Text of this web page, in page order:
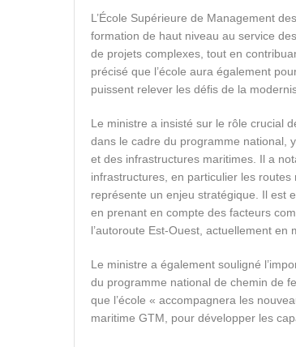
L’École Supérieure de Management
formation de haut niveau au service
de projets complexes, tout en
précisé que l’école aura également
puissent relever les défis de la
Le ministre a insisté sur le rôle crucial
dans le cadre du programme national,
et des infrastructures maritimes. Il a
infrastructures, en particulier les
représente un enjeu stratégique. Il est
en prenant en compte des facteurs
l’autoroute Est-Ouest, actuellement en
Le ministre a également souligné
du programme national de chemin de
que l’école « accompagnera les
maritime GTM, pour développer les